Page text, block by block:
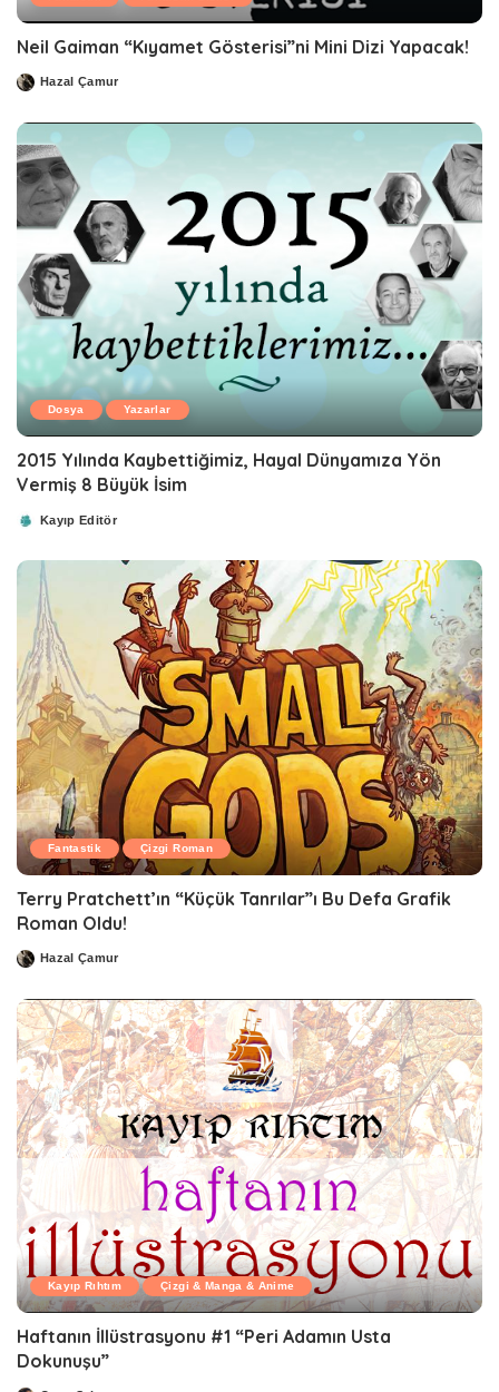
Neil Gaiman “Kıyamet Gösterisi”ni Mini Dizi Yapacak!
PostedHazal Çamur
Dosya Yazarlar
2015 Yılında Kaybettiğimiz, Hayal Dünyamıza Yön
Vermiş 8 Büyük İsim
PostedKayıp Editör
Fantastik Çizgi Roman
Terry Pratchett’ın “Küçük Tanrılar”ı Bu Defa Grafik
Roman Oldu!
PostedHazal Çamur
Kayıp Rıhtım Çizgi & Manga & Anime
Haftanın İllüstrasyonu #1 “Peri Adamın Usta
Dokunuşu”